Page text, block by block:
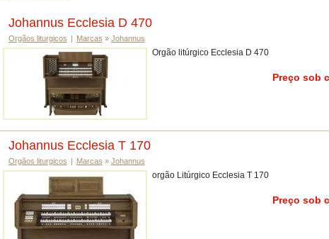
Johannus Ecclesia D 470
Orgãos liturgicos | Marcas » Johannus
Orgão litúrgico Ecclesia D 470
Preço sob
Johannus Ecclesia T 170
Orgãos liturgicos | Marcas » Johannus
orgão Litúrgico Ecclesia T 170
Preço sob